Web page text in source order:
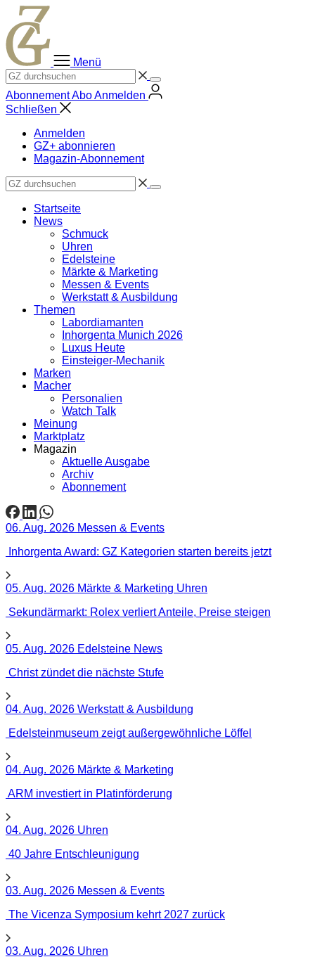
Zum
Inhalt
springen
Menü
AbonnementAboAnmelden
Schließen
Anmelden
GZ+ abonnieren
Magazin-Abonnement
Startseite
News
Schmuck
Uhren
Edelsteine
Märkte & Marketing
Messen & Events
Werkstatt & Ausbildung
Themen
Labordiamanten
Inhorgenta Munich 2026
Luxus Heute
Einsteiger-Mechanik
Marken
Macher
Personalien
Watch Talk
Meinung
Marktplatz
Magazin
Aktuelle Ausgabe
Archiv
Abonnement
06. Aug. 2026 Messen & Events
Inhorgenta Award: GZ Kategorien starten bereits jetzt
05. Aug. 2026 Märkte & Marketing Uhren
Sekundärmarkt: Rolex verliert Anteile, Preise steigen
05. Aug. 2026 Edelsteine News
Christ zündet die nächste Stufe
04. Aug. 2026 Werkstatt & Ausbildung
Edelsteinmuseum zeigt außergewöhnliche Löffel
04. Aug. 2026 Märkte & Marketing
ARM investiert in Platinförderung
04. Aug. 2026 Uhren
40 Jahre Entschleunigung
03. Aug. 2026 Messen & Events
The Vicenza Symposium kehrt 2027 zurück
03. Aug. 2026 Uhren